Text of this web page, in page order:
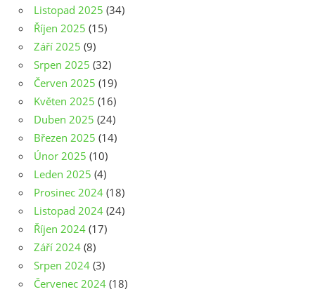
Listopad 2025 (34)
Říjen 2025 (15)
Září 2025 (9)
Srpen 2025 (32)
Červen 2025 (19)
Květen 2025 (16)
Duben 2025 (24)
Březen 2025 (14)
Únor 2025 (10)
Leden 2025 (4)
Prosinec 2024 (18)
Listopad 2024 (24)
Říjen 2024 (17)
Září 2024 (8)
Srpen 2024 (3)
Červenec 2024 (18)